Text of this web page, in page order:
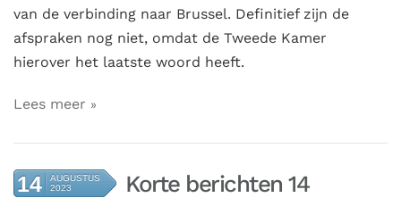
van de verbinding naar Brussel. Definitief zijn de
afspraken nog niet, omdat de Tweede Kamer
hierover het laatste woord heeft.
Lees meer
14
AUGUSTUS
2023
Korte berichten 14